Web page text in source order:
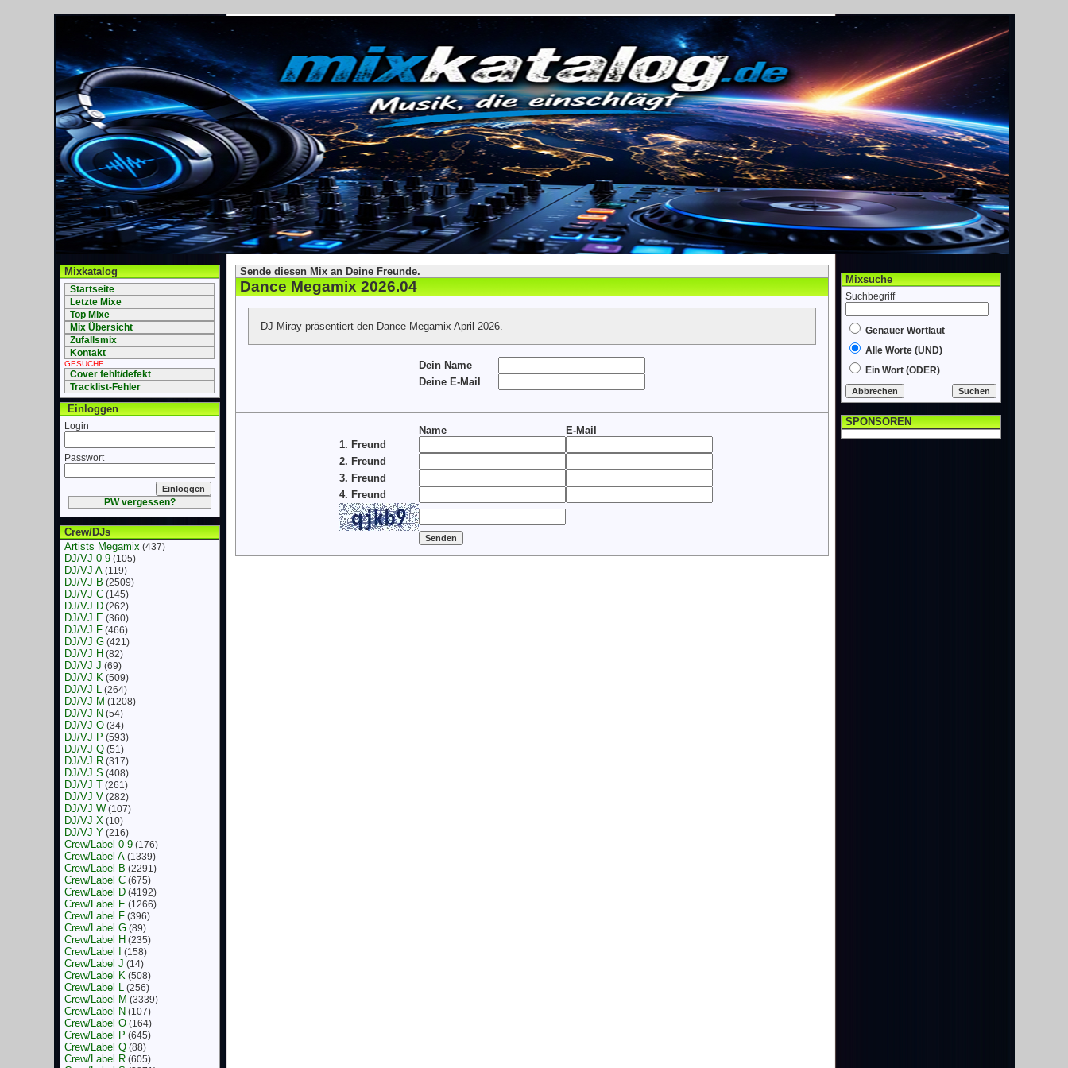
Mixkatalog
Startseite
Letzte Mixe
Top Mixe
Mix Übersicht
Zufallsmix
Kontakt
GESUCHE
Cover fehlt/defekt
Tracklist-Fehler
Einloggen
Login
Passwort
PW vergessen?
Crew/DJs
Artists Megamix(437)
DJ/VJ 0-9(105)
DJ/VJ A(119)
DJ/VJ B (2509)
DJ/VJ C(145)
DJ/VJ D(262)
DJ/VJ E(360)
DJ/VJ F(466)
DJ/VJ G(421)
DJ/VJ H (82)
DJ/VJ J (69)
DJ/VJ K(509)
DJ/VJ L(264)
DJ/VJ M (1208)
DJ/VJ N (54)
DJ/VJ O(34)
DJ/VJ P (593)
DJ/VJ Q(51)
DJ/VJ R(317)
DJ/VJ S (408)
DJ/VJ T (261)
DJ/VJ V (282)
DJ/VJ W(107)
DJ/VJ X(10)
DJ/VJ Y (216)
Crew/Label 0-9(176)
Crew/Label A(1339)
Crew/Label B (2291)
Crew/Label C(675)
Crew/Label D(4192)
Crew/Label E(1266)
Crew/Label F(396)
Crew/Label G(89)
Crew/Label H (235)
Crew/Label I (158)
Crew/Label J (14)
Crew/Label K(508)
Crew/Label L(256)
Crew/Label M (3339)
Crew/Label N (107)
Crew/Label O(164)
Crew/Label P (645)
Crew/Label Q(88)
Crew/Label R(605)
Sende diesen Mix an Deine Freunde.
Dance Megamix 2026.04
DJ Miray präsentiert den Dance Megamix April 2026.
Dein Name
Deine E-Mail
Name
E-Mail
1. Freund
2. Freund
3. Freund
4. Freund
Mixsuche
Suchbegriff
Genauer Wortlaut
Alle Worte (UND)
Ein Wort (ODER)
SPONSOREN